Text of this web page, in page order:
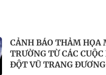
CẢNH BÁO THẢM HỌA
TRƯỜNG TỪ CÁC
ĐỘT VŨ TRANG